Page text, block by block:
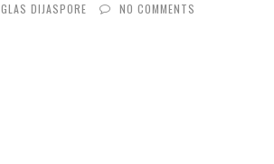
GLAS DIJASPORE NO COMMENTS